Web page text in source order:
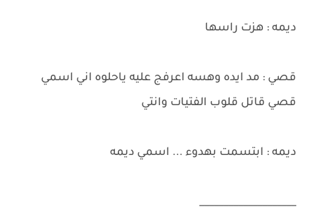
ديمه : هزت راسها
قصي : مد ايده وهسه اعرفج عليه ياحلوه اني اسمي
قصي قاتل قلوب الفتيات وانتي
ديمه : ابتسمت بهدوء ... اسمي ديمه
____________________